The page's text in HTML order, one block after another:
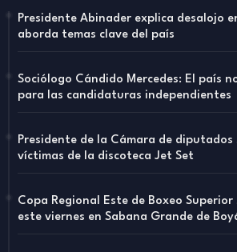
Presidente Abinader explica desalojo
aborda temas clave del país
Sociólogo Cándido Mercedes: El país
para las candidaturas independientes
Presidente de la Cámara de diputados
víctimas de la discoteca Jet Set
Copa Regional Este de Boxeo
este viernes en Sabana Grande de